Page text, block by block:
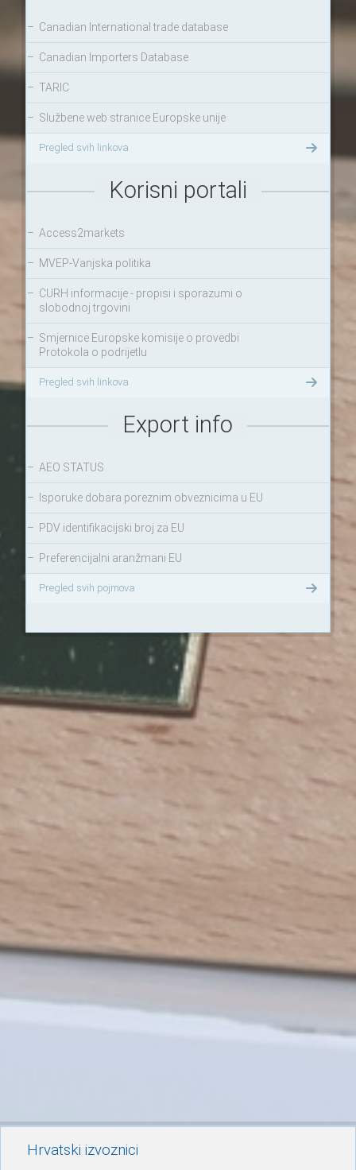
– Canadian International trade database
– Canadian Importers Database
– TARIC
– Službene web stranice Europske unije
Pregled svih linkova
Korisni portali
– Access2markets
– MVEP-Vanjska politika
– CURH informacije - propisi i sporazumi o
slobodnoj trgovini
– Smjernice Europske komisije o provedbi
Protokola o podrijetlu
Pregled svih linkova
Export info
– AEO STATUS
– Isporuke dobara poreznim obveznicima u EU
– PDV identifikacijski broj za EU
– Preferencijalni aranžmani EU
Pregled svih pojmova
Hrvatski izvoznici